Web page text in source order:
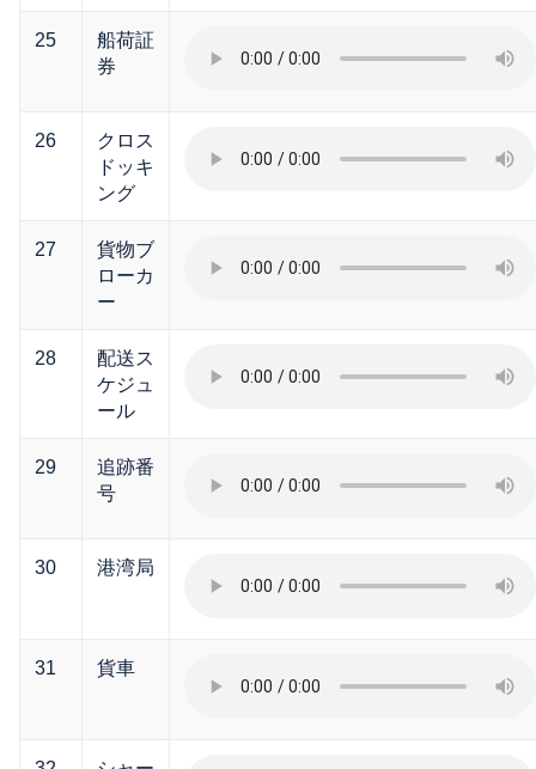
25
船荷証
券
26
クロス
ドッキ
ング
27
貨物ブ
ローカ
ー
28
配送ス
ケジュ
ール
29
追跡番
号
30 港湾局
31 貨車